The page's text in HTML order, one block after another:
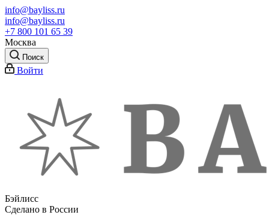
info@bayliss.ru
info@bayliss.ru
+7 800 101 65 39
Москва
Поиск
Войти
Бэйлисс
Сделано в России